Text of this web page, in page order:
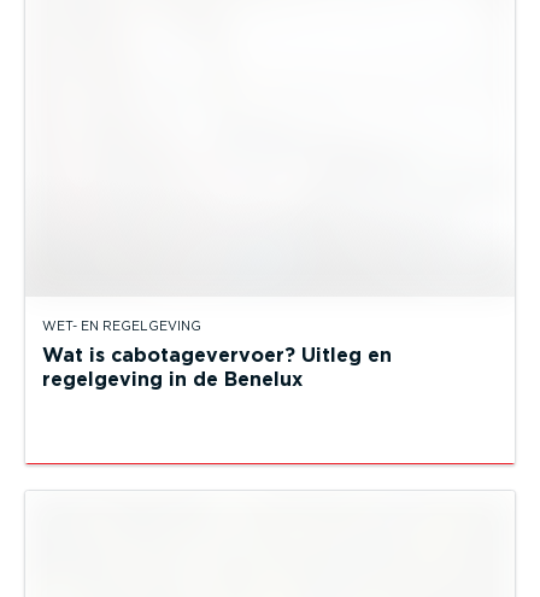
WET- EN REGELGEVING
Wat is cabotagevervoer? Uitleg en
regelgeving in de Benelux